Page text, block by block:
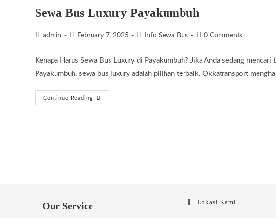
Sewa Bus Luxury Payakumbuh
Postadmin
PostFebruary 7, 2025
PostInfo Sewa Bus
Post0 Comments
Kenapa Harus Sewa Bus Luxury di Payakumbuh? Jika Anda sedang
Payakumbuh, sewa bus luxury adalah pilihan terbaik. Okkatransport
Continue Reading
Sewa
Bus
Our Service Lokasi Kami